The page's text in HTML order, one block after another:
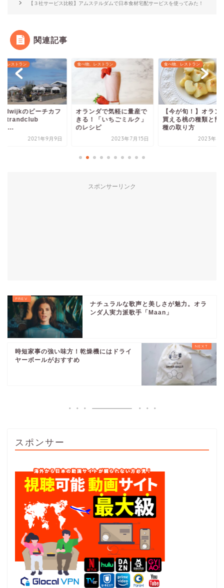
【３社サービス比較】アムステルダムで日本食材宅配サービスを使ってみた！
関連記事
、レストラン
ンダで気軽に量産で
！「いちごミルク」
シピ
2023年7月15日
食べ物、レストラン
【今が旬！】オランダで
買える桃の種類と簡単な
種の取り方
2023年7月17日
食べ物、レストラン
オランダのスーパー
える材料のみで日本
わふわホットケーキ
スポンサーリンク
ナチュラルな歌声と美しさが魅力。オラ
ンダ人実力派歌手「Maan」
時短家事の強い味方！乾燥機にはドライ
ヤーボールがおすすめ
スポンサー